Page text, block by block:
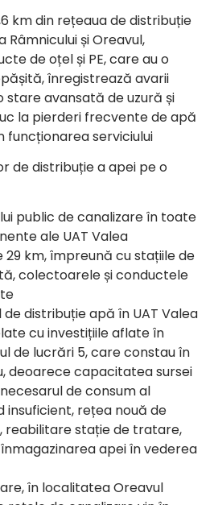
km din rețeaua de distribuție
și Oreavul,
de oțel și PE, care au o
înregistrează avarii
stare avansată de uzură și
la pierderi frecvente de apă
funcționarea serviciului
de distribuție a apei pe o
public de canalizare în toate
ale UAT Valea
29 km, împreună cu stațiile de
colectoarele și conductele
distribuție apă în UAT Valea
cu investițiile aflate în
de lucrări 5, care constau în
deoarece capacitatea sursei
de consum al
insuficient, rețea nouă de
stație de tratare,
apei în vederea
în localitatea Oreavul